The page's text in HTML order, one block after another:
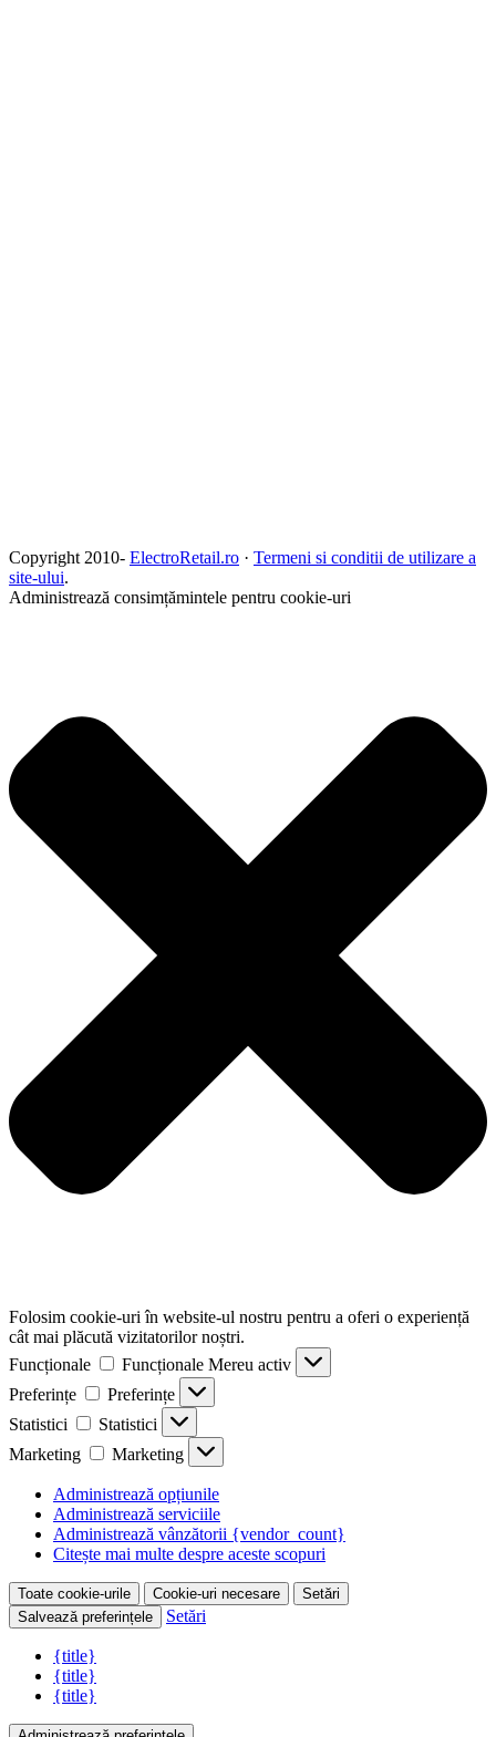
Copyright 2010- ElectroRetail.ro · Termeni si conditii de utilizare a
site-ului.
Administrează consimțămintele pentru cookie-uri
Folosim cookie-uri în website-ul nostru pentru a oferi o experiență
cât mai plăcută vizitatorilor noștri.
Funcționale
Funcționale Mereu activ
Preferințe
Preferințe
Statistici
Statistici
Marketing
Marketing
Administrează opțiunile
Administrează serviciile
Administrează vânzătorii {vendor_count}
Citește mai multe despre aceste scopuri
Toate cookie-urile Cookie-uri necesare
Setări
Salvează preferințele
Setări
{title}
{title}
{title}